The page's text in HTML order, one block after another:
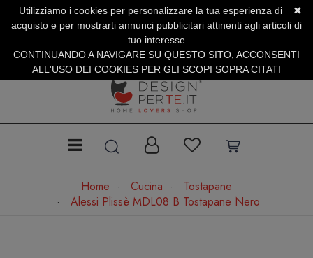
SERVIZIO CLIENTI +39.0773.470.562
SUMMER SALES | Fino al 31 Agosto
Home Cucina
Tostapane
Alessi Plissè MDL08 B Tostapane Nero
✖
Utilizziamo i cookies per personalizzare la tua esperienza di
acquisto e per mostrarti annunci pubblicitari attinenti agli articoli di
tuo interesse
CONTINUANDO A NAVIGARE SU QUESTO SITO, ACCONSENTI
ALL'USO DEI COOKIES PER GLI SCOPI SOPRA CITATI